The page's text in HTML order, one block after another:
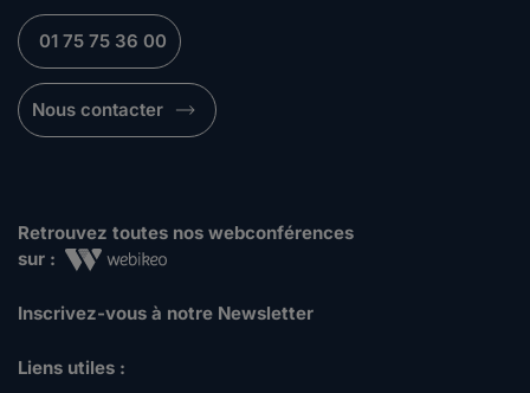
01 75 75 36 00
Nous contacter
Retrouvez toutes nos webconférences
sur :
Inscrivez-vous à notre Newsletter
Liens utiles :